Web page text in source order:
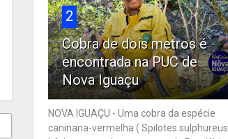
2
Cobra de dois metros é
encontrada na PUC de
Nova Iguaçu
NOVA IGUAÇU - Uma cobra da espécie
caninana-vermelha ( Spilotes sulphureus